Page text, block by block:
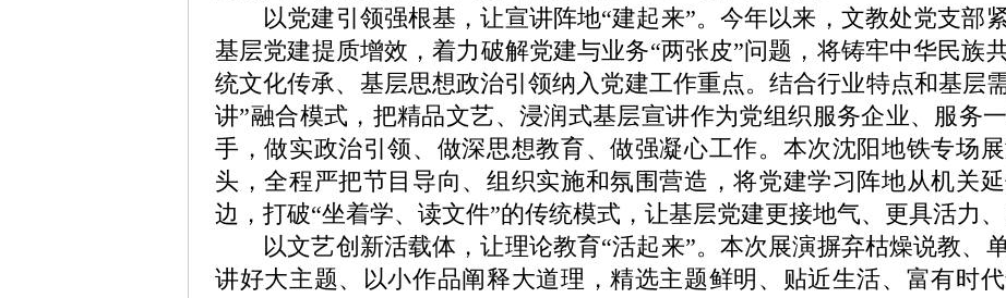
以党建引领强根基，让宣讲阵地“建起来”。今年以来，文教处党支部
基层党建提质增效，着力破解党建与业务“两张皮”问题，将铸牢中华民族
统文化传承、基层思想政治引领纳入党建工作重点。结合行业特点和基层
讲”融合模式，把精品文艺、浸润式基层宣讲作为党组织服务企业、服务
手，做实政治引领、做深思想教育、做强凝心工作。本次沈阳地铁专场
头，全程严把节目导向、组织实施和氛围营造，将党建学习阵地从机关
边，打破“坐着学、读文件”的传统模式，让基层党建更接地气、更具活力、
以文艺创新活载体，让理论教育“活起来”。本次展演摒弃枯燥说教、
讲好大主题、以小作品阐释大道理，精选主题鲜明、贴近生活、富有时